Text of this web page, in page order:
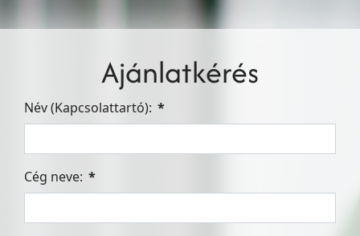
Ajánlatkérés
Név (Kapcsolattartó): *
Cég neve: *